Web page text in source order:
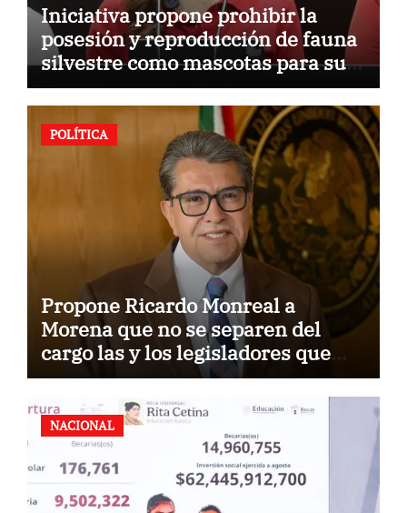
Iniciativa propone prohibir la
posesión y reproducción de fauna
silvestre como mascotas para su
comercialización
POLÍTICA
Propone Ricardo Monreal a
Morena que no se separen del
cargo las y los legisladores que
quieren reelegirse
NACIONAL